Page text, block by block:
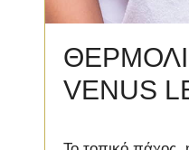
VENUS